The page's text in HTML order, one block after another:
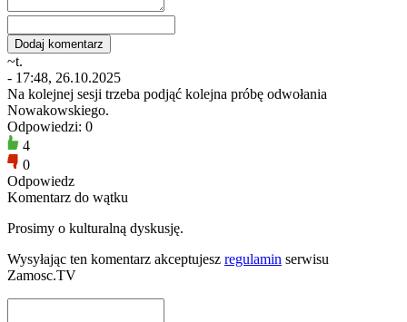
~t.
- 17:48, 26.10.2025
Na kolejnej sesji trzeba podjąć kolejna próbę odwołania
Nowakowskiego.
Odpowiedzi: 0
4
0
Odpowiedz
Komentarz do wątku
Prosimy o kulturalną dyskusję.
Wysyłając ten komentarz akceptujesz regulamin serwisu
Zamosc.TV